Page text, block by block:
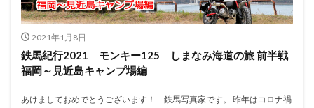
2021年1月8日
鉄馬紀行2021 モンキー125 しまなみ海道の旅 前半戦
福岡～見近島キャンプ場編
あけましておめでとうございます！ 鉄馬写真家です。 昨年はコロナ禍